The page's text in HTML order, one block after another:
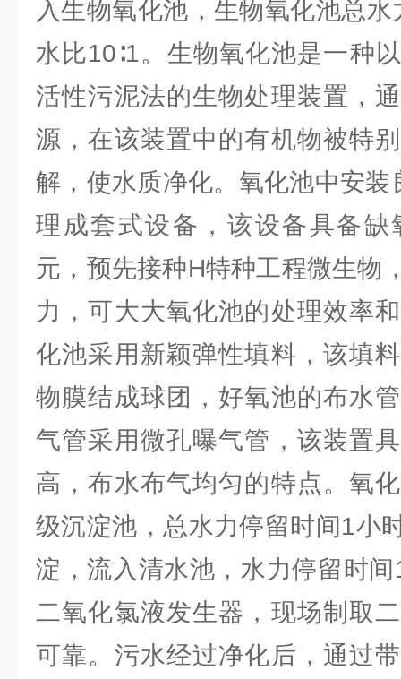
入生物氧化池，生物氧化池总
水比10∶1。生物氧化池是一种
活性污泥法的生物处理装置，
源，在该装置中的有机物被特
解，使水质净化。氧化池中安
理成套式设备，该设备具备缺
元，预先接种H特种工程微生物
力，可大大氧化池的处理效率
化池采用新颖弹性填料，该填
物膜结成球团，好氧池的布水
气管采用微孔曝气管，该装置
高，布水布气均匀的特点。氧
级沉淀池，总水力停留时间1小
淀，流入清水池，水力停留时
二氧化氯液发生器，现场制取
可靠。污水经过净化后，通过